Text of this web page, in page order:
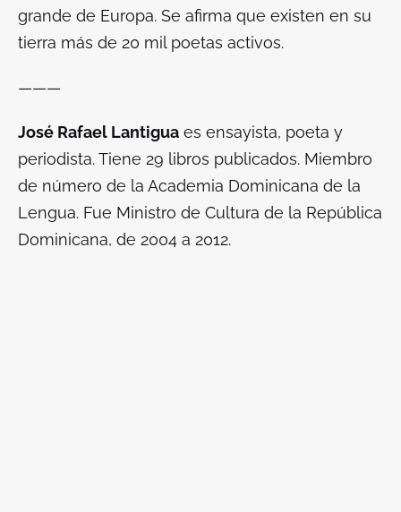
grande de Europa. Se afirma que existen en su
tierra más de 20 mil poetas activos.
———
José Rafael Lantigua es ensayista, poeta y
periodista. Tiene 29 libros publicados. Miembro
de número de la Academia Dominicana de la
Lengua. Fue Ministro de Cultura de la República
Dominicana, de 2004 a 2012.